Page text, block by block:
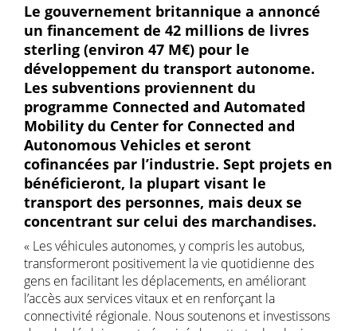
Le gouvernement britannique a annoncé
un financement de 42 millions de livres
sterling (environ 47 M€) pour le
développement du transport autonome.
Les subventions proviennent du
programme Connected and Automated
Mobility du Center for Connected and
Autonomous Vehicles et seront
cofinancées par l’industrie. Sept projets en
bénéficieront, la plupart visant le
transport des personnes, mais deux se
concentrant sur celui des marchandises.
« Les véhicules autonomes, y compris les autobus,
transformeront positivement la vie quotidienne des
gens en facilitant les déplacements, en améliorant
l’accès aux services vitaux et en renforçant la
connectivité régionale. Nous soutenons et investissons